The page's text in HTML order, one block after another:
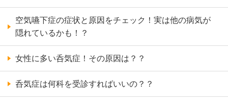
空気嚥下症の症状と原因をチェック！実は他の病気が
隠れているかも！？
女性に多い呑気症！その原因は？？
呑気症は何科を受診すればいいの？？